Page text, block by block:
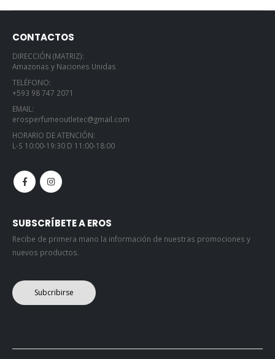
CONTACTOS
DIRECCIÓN (MATRIZ):
Amazonas y Naciones Unidas
TELÉFONO:
+593 98 747 2071
EMAIL:
erosperfumeoutletec@gmail.com
HORARIO DE ATENCIÓN:
L-S 10:00-19:30 D 11:00-18:00
SUBSCRÍBETE A EROS
Recibe de primera mano la información de nuestras promociones y
nuevos productos.
Subcribirse